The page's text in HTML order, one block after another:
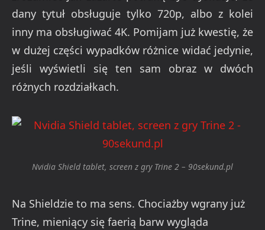
dany tytuł obsługuje tylko 720p, albo z kolei
inny ma obsługiwać 4K. Pomijam już kwestię, że
w dużej części wypadków różnice widać jedynie,
jeśli wyświetli się ten sam obraz w dwóch
różnych rozdziałkach.
Nvidia Shield tablet, screen z gry Trine 2 – 90sekund.pl
Na Shieldzie to ma sens. Chociażby wgrany już
Trine, mieniący się faerią barw wygląda